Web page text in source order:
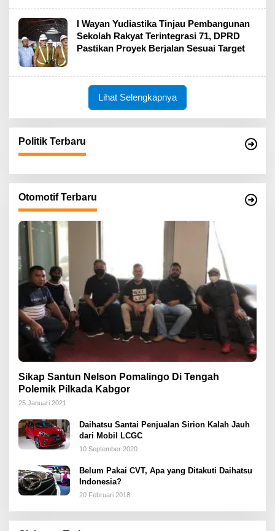
I Wayan Yudiastika Tinjau Pembangunan
Sekolah Rakyat Terintegrasi 71, DPRD
Pastikan Proyek Berjalan Sesuai Target
Lihat Selengkapnya
Politik Terbaru
Otomotif Terbaru
Sikap Santun Nelson Pomalingo Di Tengah
Polemik Pilkada Kabgor
25 Januari 2021
Daihatsu Santai Penjualan Sirion Kalah Jauh
dari Mobil LCGC
10 September 2020
Belum Pakai CVT, Apa yang Ditakuti Daihatsu
Indonesia?
20 Februari 2018